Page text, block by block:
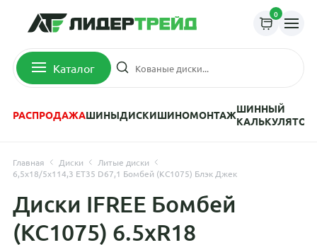
0
Каталог
РАСПРОДАЖАШИНЫДИСКИШИНОМОНТАЖШИННЫЙ
КАЛЬКУЛЯТОР
Главная Диски
Литые диски
6,5x18/5x114,3 ET35 D67,1 Бомбей (КС1075) Блэк Джек
Диски IFREE Бомбей
(КС1075) 6.5xR18